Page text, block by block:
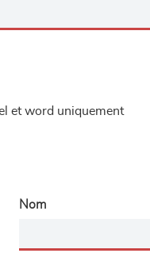
et word uniquement
Nom